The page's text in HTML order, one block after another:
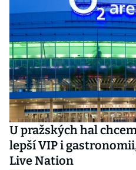
U pražských hal
lepší VIP i
Live Nation